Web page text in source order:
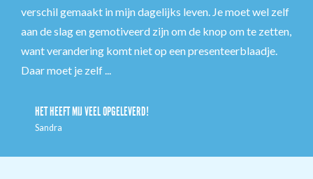
verschil gemaakt in mijn dagelijks leven. Je moet wel zelf
aan de slag en gemotiveerd zijn om de knop om te zetten,
want verandering komt niet op een presenteerblaadje.
Daar moet je zelf ...
HET HEEFT MIJ VEEL OPGELEVERD!
Sandra